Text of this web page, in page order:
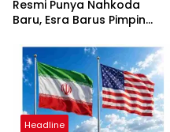
Resmi Punya Nahkoda
Baru, Esra Barus Pimpin
Headline